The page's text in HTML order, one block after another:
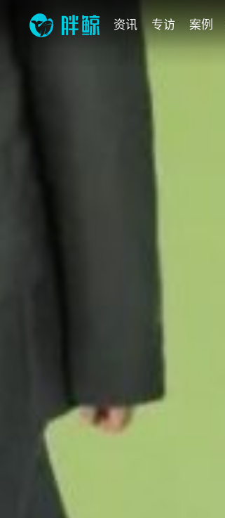
资讯 专访 案例